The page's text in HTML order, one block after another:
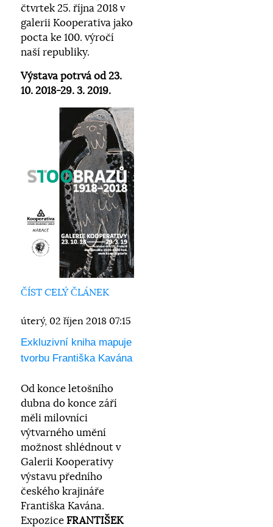
čtvrtek 25. října 2018 v
galerii Kooperativa jako
pocta ke 100. výročí
naší republiky.
Výstava potrvá od23.
10. 2018-29. 3. 2019.
ČÍST CELÝ ČLÁNEK
úterý, 02 říjen 2018 07:15
Exkluzivní kniha mapuje
tvorbu Františka Kavána
Od konce letošního
dubna do konce září
měli milovníci
výtvarného umění
možnost shlédnout v
Galerii Kooperativy
výstavu předního
českého krajináře
Františka Kavána.
Expozice FRANTIŠEK